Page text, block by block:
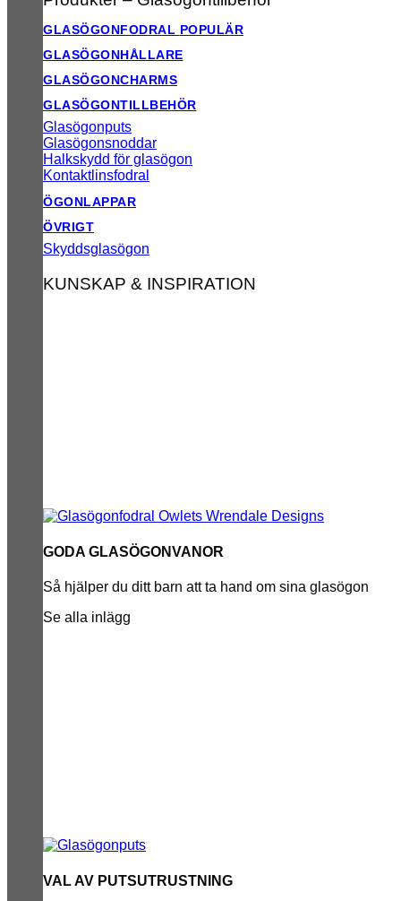
GLASÖGONFODRAL
GLASÖGONHÅLLARE
GLASÖGONCHARMS
GLASÖGONTILLBEHÖR
Glasögonputs
Glasögonsnoddar
Halkskydd för glasögon
Kontaktlinsfodral
ÖGONLAPPAR
ÖVRIGT
Skyddsglasögon
KUNSKAP & INSPIRATION
GODA GLASÖGONVANOR
Så hjälper du ditt barn att ta hand om sina glasögon
Se alla inlägg
VAL AV PUTSUTRUSTNING